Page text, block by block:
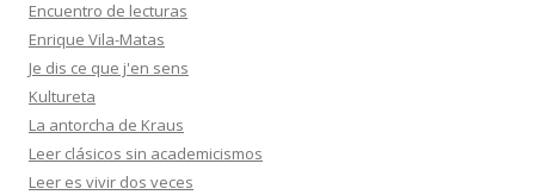
Encuentro de lecturas
Enrique Vila-Matas
Je dis ce que j'en sens
Kultureta
La antorcha de Kraus
Leer clásicos sin academicismos
Leer es vivir dos veces